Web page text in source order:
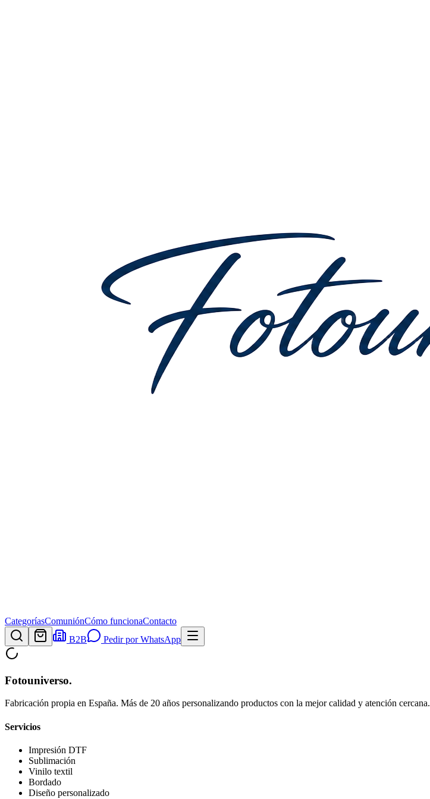
CategoríasComuniónCómo funcionaContacto
B2B
Pedir por WhatsApp
Fotouniverso.
Fabricación propia en España. Más de 20 años personalizando productos con la mejor calidad y atención cercana.
Servicios
Impresión DTF
Sublimación
Vinilo textil
Bordado
Diseño personalizado